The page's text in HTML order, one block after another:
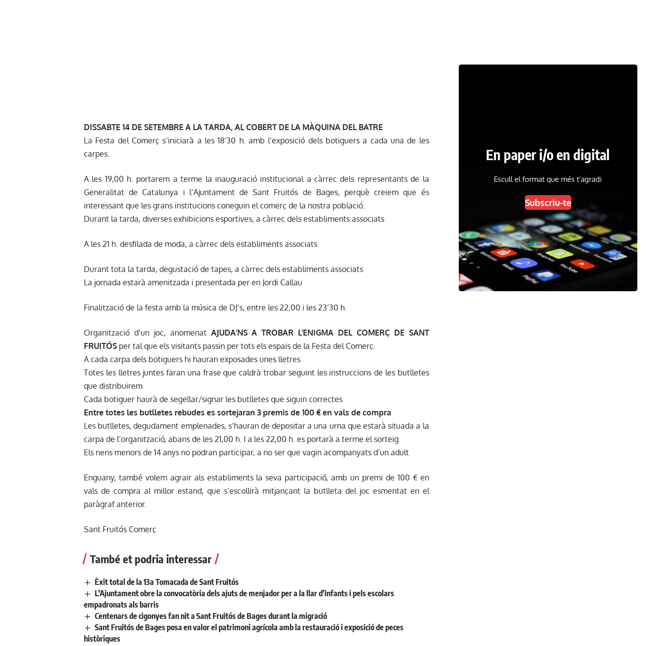
DISSABTE 14 DE SETEMBRE A LA TARDA, AL COBERT DE LA MÀQUINA DEL BATRE
La Festa del Comerç s’iniciarà a les 18’30 h. amb l’exposició dels botiguers a cada una de les
carpes.
A les 19,00 h. portarem a terme la inauguració institucional a càrrec dels representants de la
Generalitat de Catalunya i l’Ajuntament de Sant Fruitós de Bages, perquè creiem que és
interessant que les grans institucions coneguin el comerç de la nostra població.
Durant la tarda, diverses exhibicions esportives, a càrrec dels establiments associats
A les 21 h. desfilada de moda, a càrrec dels establiments associats
Durant tota la tarda, degustació de tapes, a càrrec dels establiments associats
La jornada estarà amenitzada i presentada per en Jordi Callau
Finalització de la festa amb la música de DJ’s, entre les 22,00 i les 23’30 h.
Organització d’un joc, anomenat AJUDA’NS A TROBAR L’ENIGMA DEL COMERÇ DE SANT
FRUITÓS per tal que els visitants passin per tots els espais de la Festa del Comerç.
A cada carpa dels botiguers hi hauran exposades unes lletres
Totes les lletres juntes faran una frase que caldrà trobar seguint les instruccions de les butlletes
que distribuirem
Cada botiguer haurà de segellar/signar les butlletes que siguin correctes
Entre totes les butlletes rebudes es sortejaran 3 premis de 100 € en vals de compra
Les butlletes, degudament emplenades, s’hauran de depositar a una urna que estarà situada a la
carpa de l’organització, abans de les 21,00 h. I a les 22,00 h. es portarà a terme el sorteig
Els nens menors de 14 anys no podran participar, a no ser que vagin acompanyats d’un adult
Enguany, també volem agrair als establiments la seva participació, amb un premi de 100 € en
vals de compra al millor estand, que s’escollirà mitjançant la butlleta del joc esmentat en el
paràgraf anterior.
Sant Fruitós Comerç
També et podria interessar
Èxit total de la 13a Tomacada de Sant Fruitós
L’Ajuntament obre la convocatòria dels ajuts de menjador per a la llar d’infants i pels escolars
empadronats als barris
Centenars de cigonyes fan nit a Sant Fruitós de Bages durant la migració
Sant Fruitós de Bages posa en valor el patrimoni agrícola amb la restauració i exposició de peces
històriques
En paper i/o en digital
Escull el format que més t'agradi
Subscriu-te